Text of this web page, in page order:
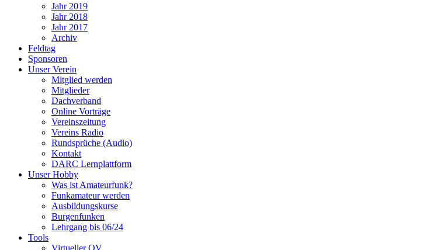
Jahr 2019
Jahr 2018
Jahr 2017
Archiv
Feldtag
Sponsoren
Unser Verein
Mitglied werden
Mitglieder
Dachverband
Online Vorträge
Vereinszeitung
Vereins Radio
Rundsprüche (Audio)
Kontakt
DARC Lernplattform
Unser Hobby
Was ist Amateurfunk?
Funkamateur werden
Ausbildungskurse
Burgenfunken
Lehrgang bis 06/24
Tools